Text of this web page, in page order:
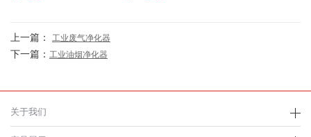
上一篇： 工业废气净化器
下一篇： 工业油烟净化器
关于我们